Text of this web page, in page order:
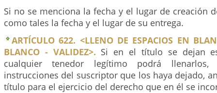
Si no se menciona la fecha y el lugar de creación
como tales la fecha y el lugar de su entrega.
ARTÍCULO 622. <LLENO DE ESPACIOS EN
BLANCO - VALIDEZ>. Si en el título se dejan
cualquier tenedor legítimo podrá
instrucciones del suscriptor que los haya dejado,
título para el ejercicio del derecho que en él se